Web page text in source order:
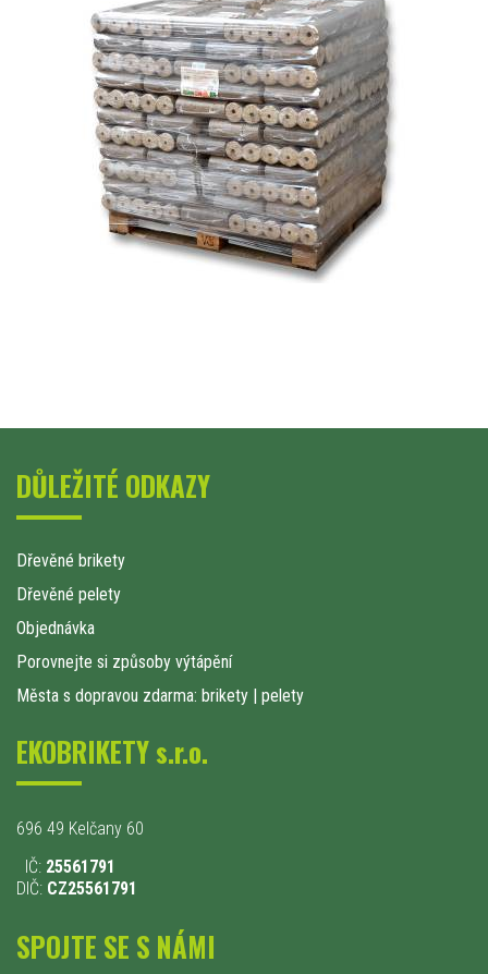
DŮLEŽITÉ ODKAZY
Dřevěné brikety
Dřevěné pelety
Objednávka
Porovnejte si způsoby výtápění
Města s dopravou zdarma: brikety | pelety
EKOBRIKETY s.r.o.
696 49 Kelčany 60
IČ: 25561791
DIČ: CZ25561791
SPOJTE SE S NÁMI